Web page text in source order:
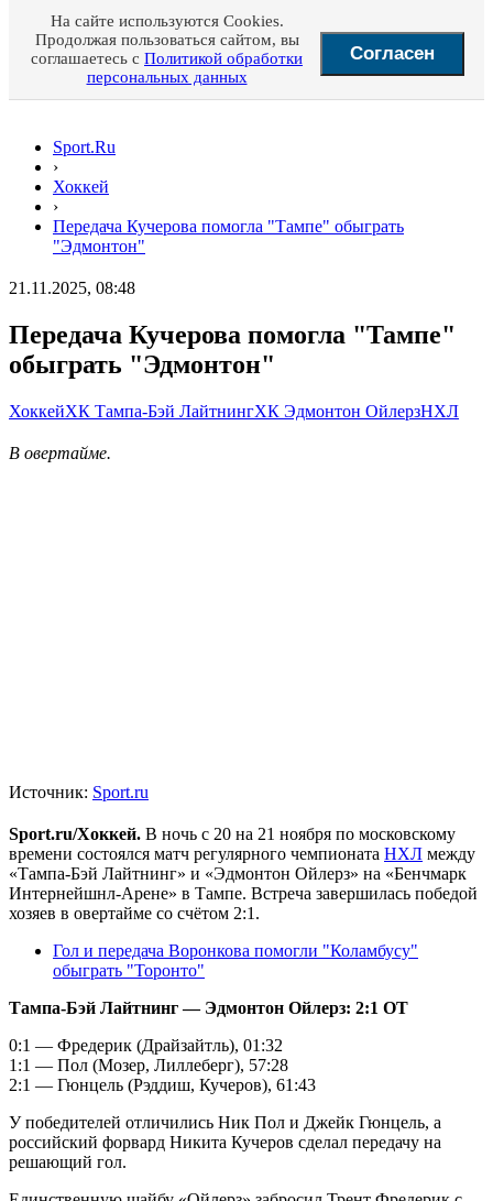
На сайте используются Cookies.
Продолжая пользоваться сайтом, вы
соглашаетесь с Политикой обработки
персональных данных
Согласен
Sport.Ru
›
Хоккей
›
Передача Кучерова помогла "Тампе" обыграть
"Эдмонтон"
21.11.2025, 08:48
Передача Кучерова помогла "Тампе"
обыграть "Эдмонтон"
ХоккейХК Тампа-Бэй ЛайтнингХК Эдмонтон ОйлерзНХЛ
В овертайме.
Источник: Sport.ru
Sport.ru/Хоккей. В ночь с 20 на 21 ноября по московскому
времени состоялся матч регулярного чемпионата НХЛ между
«Тампа-Бэй Лайтнинг» и «Эдмонтон Ойлерз» на «Бенчмарк
Интернейшнл-Арене» в Тампе. Встреча завершилась победой
хозяев в овертайме со счётом 2:1.
Гол и передача Воронкова помогли "Коламбусу"
обыграть "Торонто"
Тампа-Бэй Лайтнинг — Эдмонтон Ойлерз: 2:1 OT
0:1 — Фредерик (Драйзайтль), 01:32
1:1 — Пол (Мозер, Лиллеберг), 57:28
2:1 — Гюнцель (Рэддиш, Кучеров), 61:43
У победителей отличились Ник Пол и Джейк Гюнцель, а
российский форвард Никита Кучеров сделал передачу на
решающий гол.